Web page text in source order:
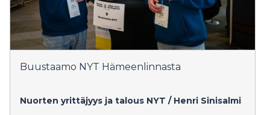
Buustaamo NYT Hämeenlinnasta
Nuorten yrittäjyys ja talous NYT / Henri Sinisalmi